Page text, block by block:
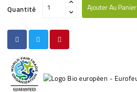
Quantité Ajouter Au Panier